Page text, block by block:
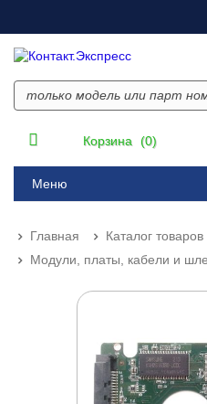
Корзина (0)
Меню
Главная
Каталог товаров
Модули, платы, кабели и